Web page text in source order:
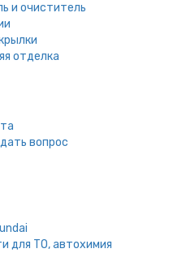
и очиститель
отделка
вопрос
для ТО, автохимия